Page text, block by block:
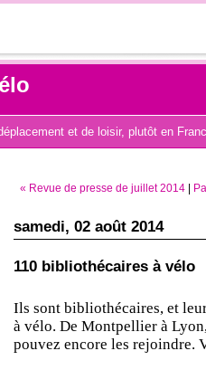
et de loisir, plutôt en
« Revue de presse de juillet 2014 |
samedi, 02 août 2014
110 bibliothécaires à vélo
Ils sont bibliothécaires, et
à vélo. De Montpellier à
pouvez encore les rejoindre.